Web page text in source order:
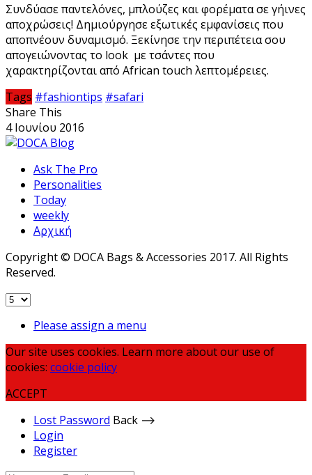
Συνδύασε παντελόνες, μπλούζες και φορέματα σε γήινες
αποχρώσεις! Δημιούργησε εξωτικές εμφανίσεις που
αποπνέουν δυναμισμό. Ξεκίνησε την περιπέτεια σου
απογειώνοντας το look με τσάντες που
χαρακτηρίζονται από African touch λεπτομέρειες.
Tags #fashiontips #safari
Share This
4 Ιουνίου 2016
Ask The Pro
Personalities
Today
weekly
Αρχική
Copyright © DOCA Bags & Accessories 2017. All Rights
Reserved.
Please assign a menu
Our site uses cookies. Learn more about our use of
cookies: cookie policy
ACCEPT
Lost Password Back ⟶
Login
Register